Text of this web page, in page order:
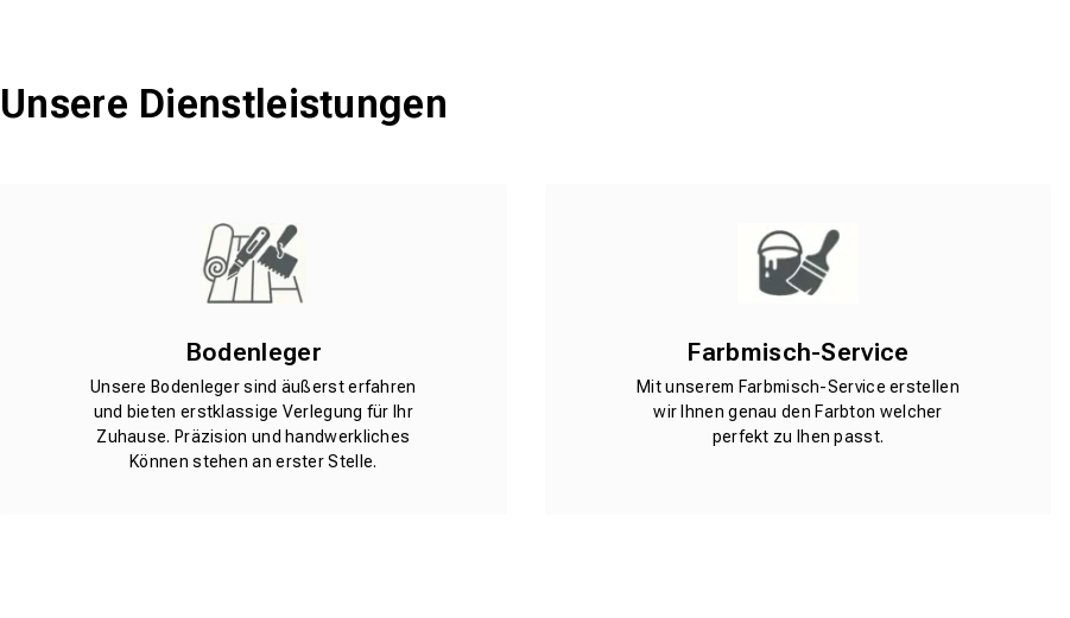
Unsere Dienstleistungen
Bodenleger
Unsere Bodenleger sind äußerst erfahren
und bieten erstklassige Verlegung für Ihr
Zuhause. Präzision und handwerkliches
Können stehen an erster Stelle.
Farbmisch-Service
Mit unserem Farbmisch-Service erstellen
wir Ihnen genau den Farbton welcher
perfekt zu Ihen passt.